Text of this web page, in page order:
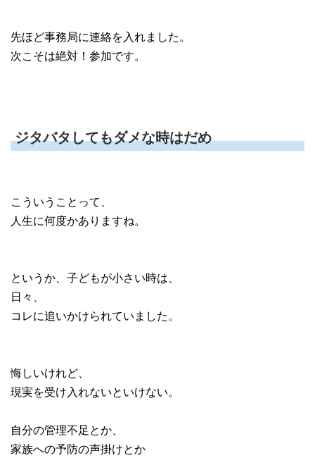
先ほど事務局に連絡を入れました。
次こそは絶対！参加です。
ジタバタしてもダメな時はだめ
こういうことって、
人生に何度かありますね。
というか、子どもが小さい時は、
日々、
コレに追いかけられていました。
悔しいけれど、
現実を受け入れないといけない。
自分の管理不足とか、
家族への予防の声掛けとか